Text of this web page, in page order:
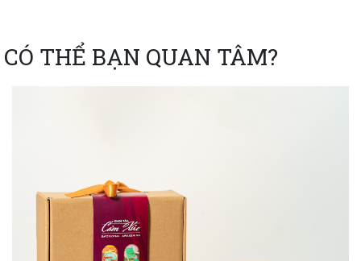
CÓ THỂ BẠN QUAN TÂM?